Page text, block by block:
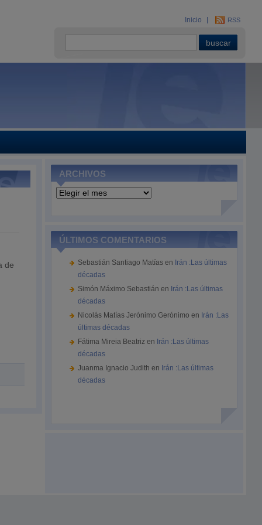
Inicio RSS
de
ARCHIVOS
Archivos
ÚLTIMOS COMENTARIOS
Sebastián Santiago Matías en Irán :Las últimas
décadas
Simón Máximo Sebastián en Irán :Las últimas
décadas
Nicolás Matías Jerónimo Gerónimo en Irán :Las
últimas décadas
Fátima Mireia Beatriz en Irán :Las últimas
décadas
Juanma Ignacio Judith en Irán :Las últimas
décadas